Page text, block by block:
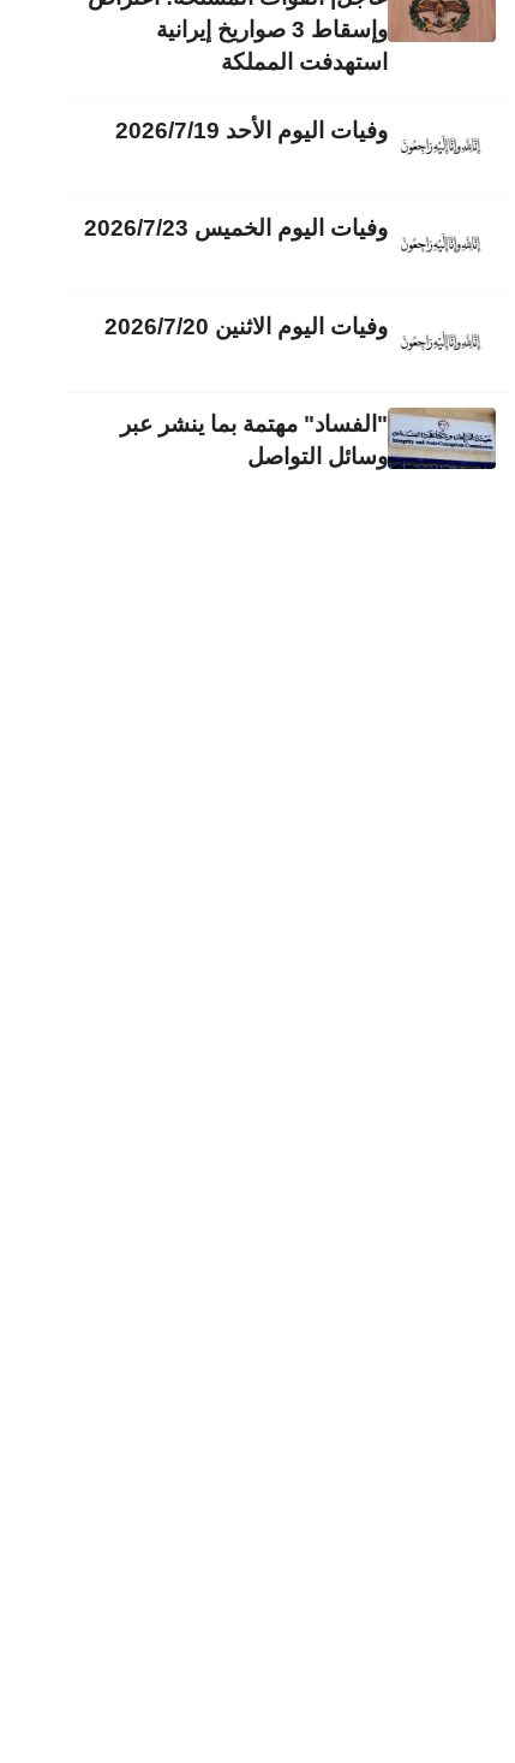
وإسقاط 3 صواريخ إيرانية
استهدفت المملكة
وفيات اليوم الأحد 2026/7/19
وفيات اليوم الخميس 2026/7/23
وفيات اليوم الاثنين 2026/7/20
"الفساد" مهتمة بما ينشر عبر
وسائل التواصل